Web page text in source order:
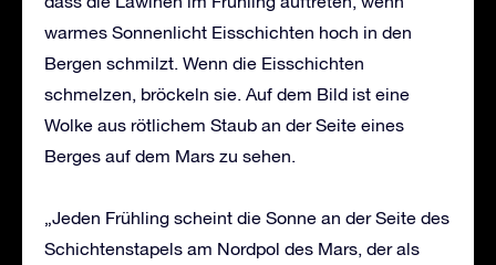
warmes Sonnenlicht Eisschichten hoch in den
Bergen schmilzt. Wenn die Eisschichten
schmelzen, bröckeln sie. Auf dem Bild ist eine
Wolke aus rötlichem Staub an der Seite eines
Berges auf dem Mars zu sehen.
„Jeden Frühling scheint die Sonne an der Seite des
Schichtenstapels am Nordpol des Mars, der als